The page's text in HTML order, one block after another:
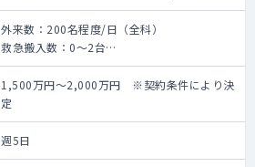
外来数：200名程度/日（全科）
救急搬入数：0～2台
外来診察
病棟管理
透析管理
手術
※透析管理の勤務は必須となり、他は候補医
師の希望に応じてご相談の上決定となります
1,500万円～2,000万円 ※契約条件により決
定
週5日